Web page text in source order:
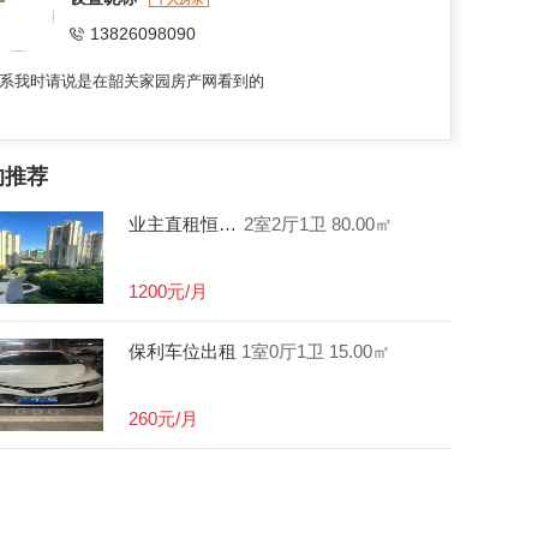
13826098090
我时请说是在韶关家园房产网看到的
推荐
业主直租恒大城二期两房两厅1200包物业 2室2厅1卫 80.00㎡
1200元/月
保利车位出租 1室0厅1卫 15.00㎡
260元/月